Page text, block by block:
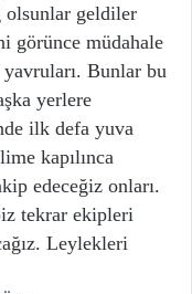
olsunlar geldiler
görünce müdahale
Bunlar bu
yerlere
ilk defa yuva
kapılınca
edeceğiz onları.
tekrar ekipleri
Leylekleri